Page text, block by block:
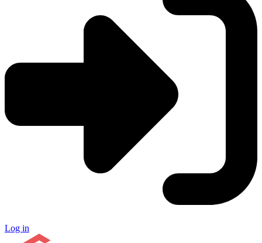
Log in